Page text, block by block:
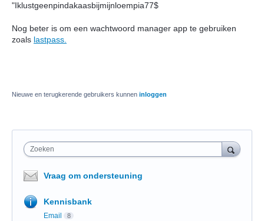
"Iklustgeenpindakaasbijmijnloempia77$
Nog beter is om een wachtwoord manager app te gebruiken
zoals lastpass.
Nieuwe en terugkerende gebruikers kunnen inloggen
Zoeken
Vraag om ondersteuning
Kennisbank
Email 8